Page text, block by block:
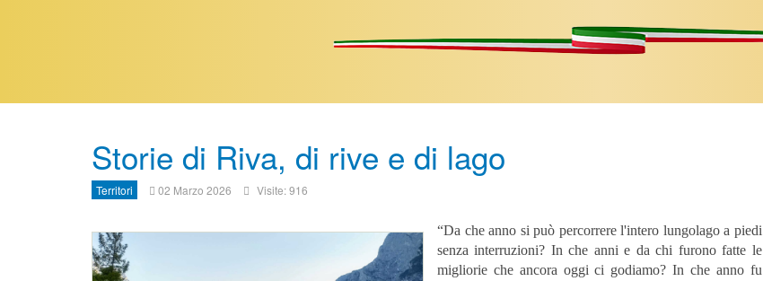
Storie di Riva, di rive e di lago
Territori 02 Marzo 2026 Visite: 916
“Da che anno si può percorrere l'intero lungolago a piedi
senza interruzioni? In che anni e da chi furono fatte le
migliorie che ancora oggi ci godiamo? In che anno fu